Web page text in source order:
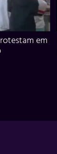
em